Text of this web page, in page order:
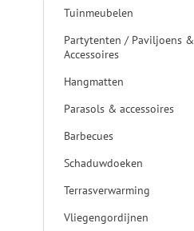
Tuinmeubelen
Partytenten / Paviljoens &
Accessoires
Hangmatten
Parasols & accessoires
Barbecues
Schaduwdoeken
Terrasverwarming
Vliegengordijnen